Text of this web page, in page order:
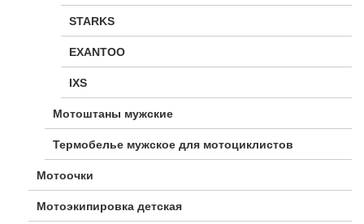
STARKS
EXANTOO
IXS
Мотоштаны мужские
Термобелье мужское для мотоциклистов
Мотоочки
Мотоэкипировка детская